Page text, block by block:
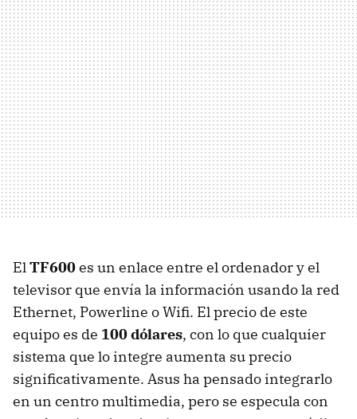
ElTF600es un enlace entre el ordenador y el
televisor que envía la información usando la red
Ethernet, Powerline o Wifi. El precio de este
equipo es de 100 dólares, con lo que cualquier
sistema que lo integre aumenta su precio
significativamente. Asus ha pensado integrarlo
en un centro multimedia, pero se especula con